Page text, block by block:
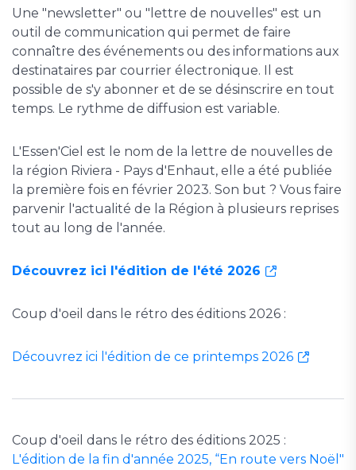
Une "newsletter" ou "lettre de nouvelles" est un
outil de communication qui permet de faire
connaître des événements ou des informations aux
destinataires par courrier électronique. Il est
possible de s'y abonner et de se désinscrire en tout
temps. Le rythme de diffusion est variable.
L'Essen'Ciel est le nom de la lettre de nouvelles de
la région Riviera - Pays d'Enhaut, elle a été publiée
la première fois en février 2023. Son but ? Vous faire
parvenir l'actualité de la Région à plusieurs reprises
tout au long de l'année.
Découvrez ici l'édition de l'été 2026
Coup d'oeil dans le rétro des éditions 2026 :
Découvrez ici l'édition de ce printemps 2026
Coup d'oeil dans le rétro des éditions 2025 :
L'édition de la fin d'année 2025, “En route vers Noël"